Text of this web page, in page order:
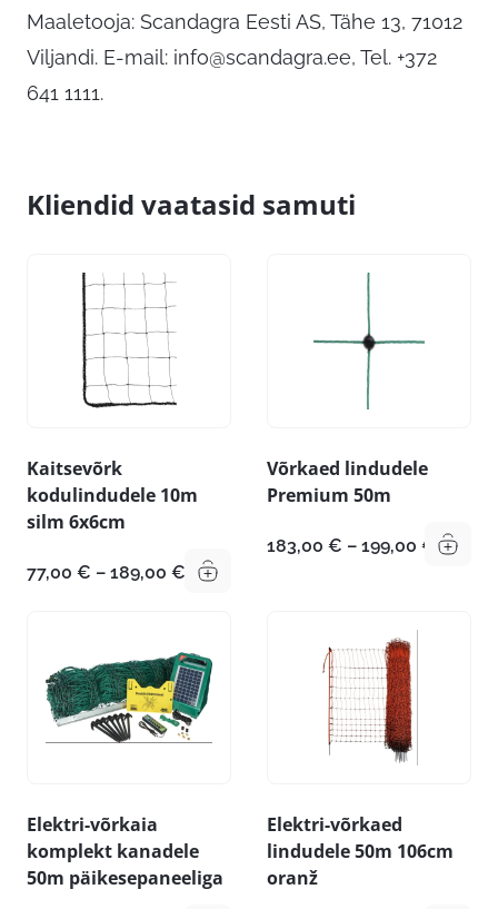
Maaletooja: Scandagra Eesti AS, Tähe 13, 71012
Viljandi. E-mail: info@scandagra.ee, Tel. +372
641 1111.
Kliendid vaatasid samuti
Kaitsevõrk
kodulindudele 10m
silm 6x6cm
77,00 € – 189,00 € Hinnavahemik:
Võrkaed lindudele
Premium 50m
183,00 € – 199,00 €
Elektri-võrkaia
komplekt kanadele
50m päikesepaneeliga
Elektri-võrkaed
lindudele 50m 106cm
oranž